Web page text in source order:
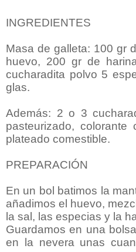
INGREDIENTES
Masa de galleta: 100 gr
huevo, 200 gr de
cucharadita polvo 5
glas.
Además: 2 o 3
pasteurizado, colorante
plateado comestible.
PREPARACIÓN
En un bol batimos la
añadimos el huevo,
la sal, las especias y la
Guardamos en una
en la nevera unas